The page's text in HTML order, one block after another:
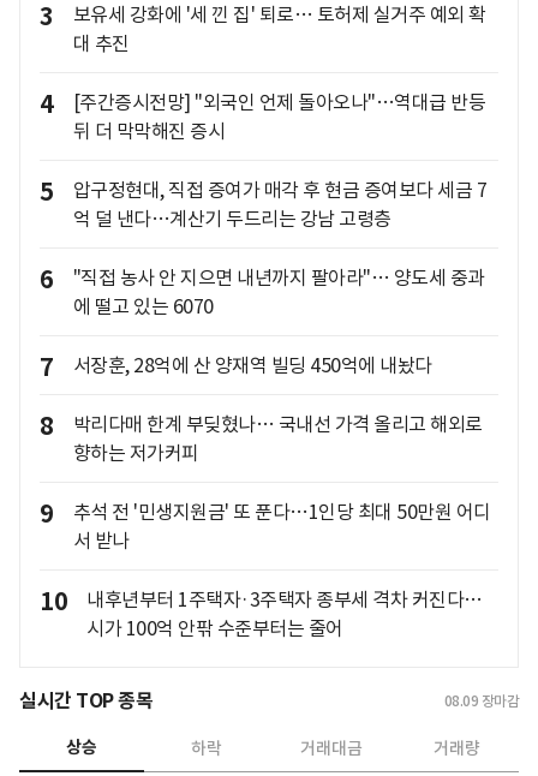
3
보유세 강화에 '세 낀 집' 퇴로… 토허제 실거주 예외 확
대 추진
4
[주간증시전망] "외국인 언제 돌아오나"…역대급 반등
뒤 더 막막해진 증시
5
압구정현대, 직접 증여가 매각 후 현금 증여보다 세금 7
억 덜 낸다…계산기 두드리는 강남 고령층
6
"직접 농사 안 지으면 내년까지 팔아라"… 양도세 중과
에 떨고 있는 6070
7 서장훈, 28억에 산 양재역 빌딩 450억에 내놨다
8
박리다매 한계 부딪혔나… 국내선 가격 올리고 해외로
향하는 저가커피
9
추석 전 '민생지원금' 또 푼다…1인당 최대 50만원 어디
서 받나
10
내후년부터 1주택자·3주택자 종부세 격차 커진다…
시가 100억 안팎 수준부터는 줄어
실시간 TOP 종목 08.09 장마감
상승 하락 거래대금 거래량